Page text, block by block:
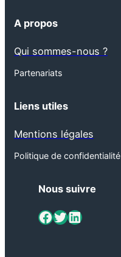
A propos
Qui sommes-nous ?
Partenariats
Liens utiles
Mentions légales
Politique de confidentialité
Nous suivre
ViaMétiers sur Facebook Twitter LinkedIn